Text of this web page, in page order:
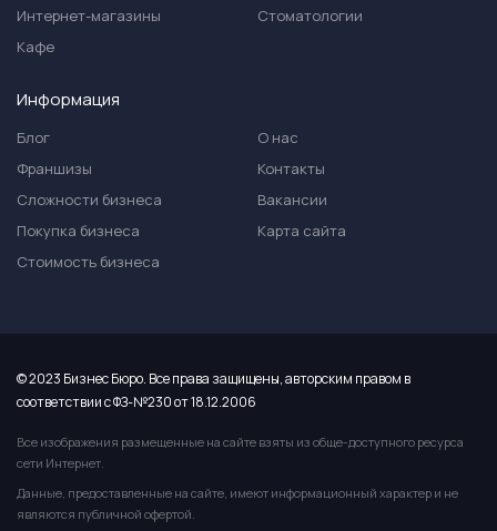
Интернет-магазины
Кафе
Стоматологии
Информация
Блог
Франшизы
Сложности бизнеса
Покупка бизнеса
Стоимость бизнеса
О нас
Контакты
Вакансии
Карта сайта
© 2023 Бизнес Бюро. Все права защищены, авторским правом в
соответствии с ФЗ-№230 от 18.12.2006
Все изображения размещенные на сайте взяты из обще-доступного ресурса
сети Интернет.
Данные, предоставленные на сайте, имеют информационный характер и не
являются публичной офертой.